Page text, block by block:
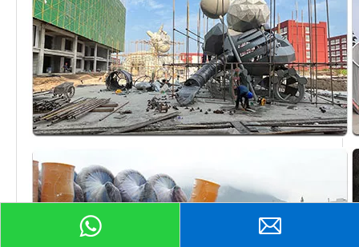
प्रॉडक्ट पूछताछ